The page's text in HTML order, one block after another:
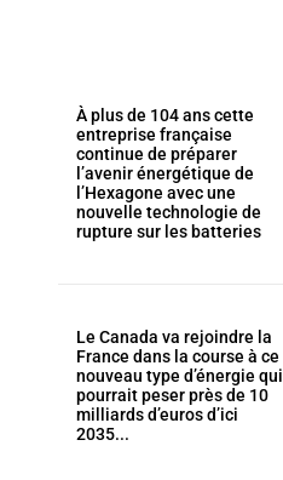
À plus de 104 ans cette
entreprise française
continue de préparer
l’avenir énergétique de
l’Hexagone avec une
nouvelle technologie de
rupture sur les batteries
Le Canada va rejoindre la
France dans la course à ce
nouveau type d’énergie qui
pourrait peser près de 10
milliards d’euros d’ici
2035...